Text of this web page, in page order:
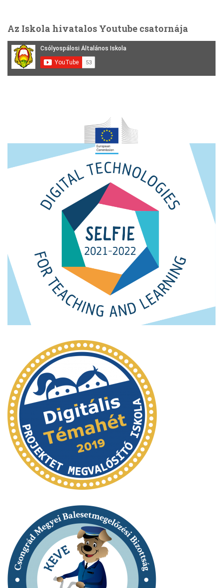
é
s
Az Iskola hivatalos Youtube csatornája